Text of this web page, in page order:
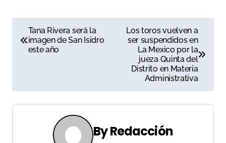
a
e
g
Tana Rivera será la
imagen de San Isidro
este año
Los toros vuelven a
ser suspendidos en
La Mexico por la
jueza Quinta del
Distrito en Materia
Administrativa
ByRedacción